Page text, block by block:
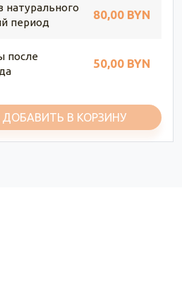
натурального
период
80,00 BYN
после
50,00 BYN
ДОБАВИТЬ В КОРЗИНУ